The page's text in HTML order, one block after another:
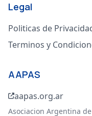
Legal
Politicas de
Terminos y
AAPAS
aapas.org.ar
Asociacion Argentina